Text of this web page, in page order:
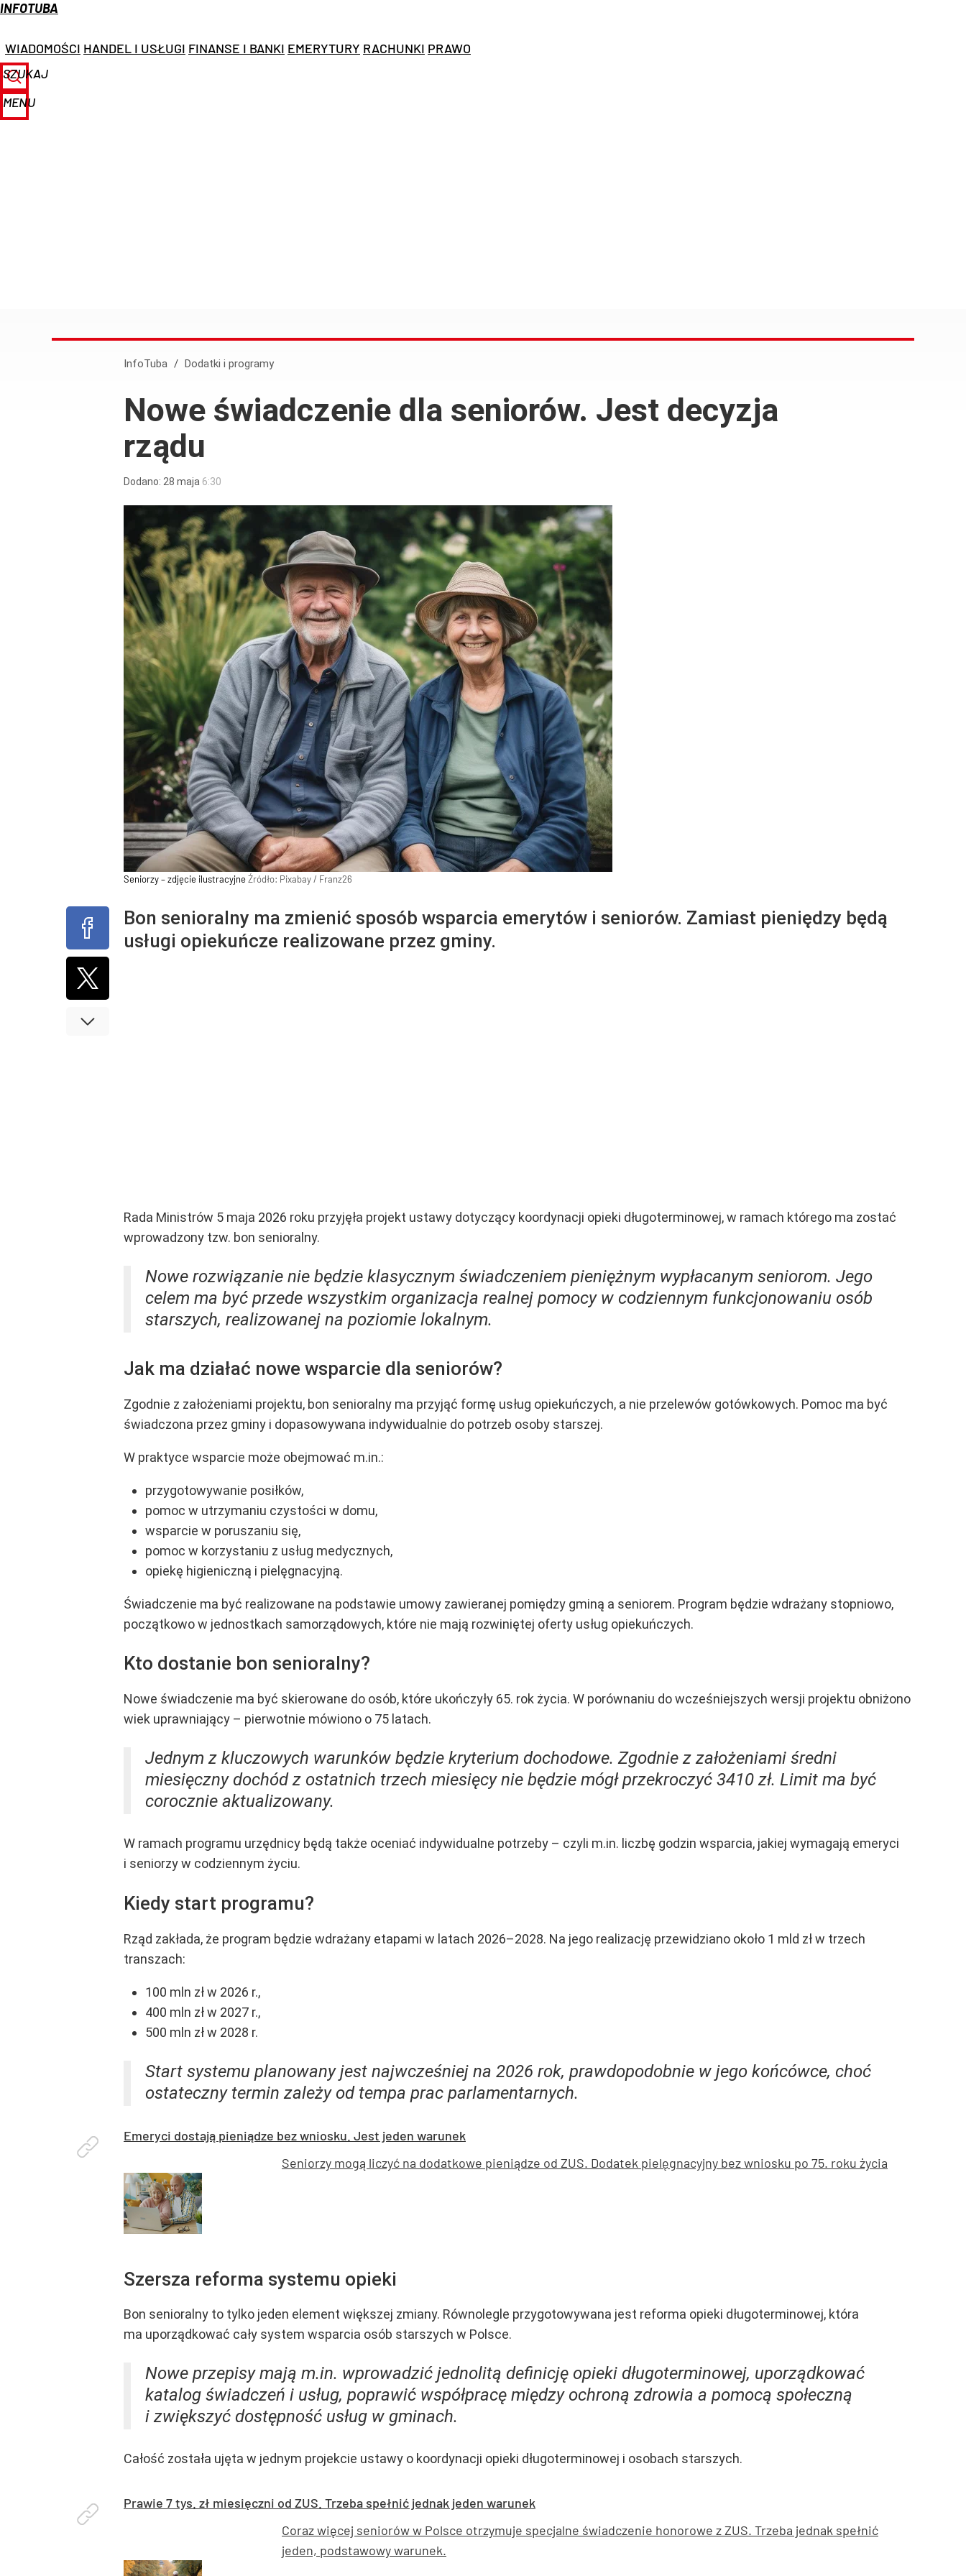
INFOTUBA
WIADOMOŚCI HANDEL I USŁUGI FINANSE I BANKI EMERYTURY RACHUNKI PRAWO
SZUKAJ
MENU
InfoTuba / Dodatki i programy
Nowe świadczenie dla seniorów. Jest decyzja
rządu
Dodano: 28 maja 6:30
Seniorzy – zdjęcie ilustracyjneŹródło: Pixabay/ Franz26
Bon senioralny ma zmienić sposób wsparcia emerytów i seniorów. Zamiast pieniędzy będą
usługi opiekuńcze realizowane przez gminy.
Rada Ministrów 5 maja 2026 roku przyjęła projekt ustawy dotyczący koordynacji opieki długoterminowej, w ramach którego ma zostać
wprowadzony tzw. bon senioralny.
Nowe rozwiązanie nie będzie klasycznym świadczeniem pieniężnym wypłacanym seniorom. Jego
celem ma być przede wszystkim organizacja realnej pomocy w codziennym funkcjonowaniu osób
starszych, realizowanej na poziomie lokalnym.
Jak ma działać nowe wsparcie dla seniorów?
Zgodnie z założeniami projektu, bon senioralny ma przyjąć formę usług opiekuńczych, a nie przelewów gotówkowych. Pomoc ma być
świadczona przez gminy i dopasowywana indywidualnie do potrzeb osoby starszej.
W praktyce wsparcie może obejmować m.in.:
przygotowywanie posiłków,
pomoc w utrzymaniu czystości w domu,
wsparcie w poruszaniu się,
pomoc w korzystaniu z usług medycznych,
opiekę higieniczną i pielęgnacyjną.
Świadczenie ma być realizowane na podstawie umowy zawieranej pomiędzy gminą a seniorem. Program będzie wdrażany stopniowo,
początkowo w jednostkach samorządowych, które nie mają rozwiniętej oferty usług opiekuńczych.
Kto dostanie bon senioralny?
Nowe świadczenie ma być skierowane do osób, które ukończyły 65. rok życia. W porównaniu do wcześniejszych wersji projektu obniżono
wiek uprawniający – pierwotnie mówiono o 75 latach.
Jednym z kluczowych warunków będzie kryterium dochodowe. Zgodnie z założeniami średni
miesięczny dochód z ostatnich trzech miesięcy nie będzie mógł przekroczyć 3410 zł. Limit ma być
corocznie aktualizowany.
W ramach programu urzędnicy będą także oceniać indywidualne potrzeby – czyli m.in. liczbę godzin wsparcia, jakiej wymagają emeryci
i seniorzy w codziennym życiu.
Kiedy start programu?
Rząd zakłada, że program będzie wdrażany etapami w latach 2026–2028. Na jego realizację przewidziano około 1 mld zł w trzech
transzach:
100 mln zł w 2026 r.,
400 mln zł w 2027 r.,
500 mln zł w 2028 r.
Start systemu planowany jest najwcześniej na 2026 rok, prawdopodobnie w jego końcówce, choć
ostateczny termin zależy od tempa prac parlamentarnych.
Emeryci dostają pieniądze bez wniosku. Jest jeden warunek
Seniorzy mogą liczyć na dodatkowe pieniądze od ZUS. Dodatek pielęgnacyjny bez wniosku po 75. roku życia
Szersza reforma systemu opieki
Bon senioralny to tylko jeden element większej zmiany. Równolegle przygotowywana jest reforma opieki długoterminowej, która
ma uporządkować cały system wsparcia osób starszych w Polsce.
Nowe przepisy mają m.in. wprowadzić jednolitą definicję opieki długoterminowej, uporządkować
katalog świadczeń i usług, poprawić współpracę między ochroną zdrowia a pomocą społeczną
i zwiększyć dostępność usług w gminach.
Całość została ujęta w jednym projekcie ustawy o koordynacji opieki długoterminowej i osobach starszych.
Prawie 7 tys. zł miesięczni od ZUS. Trzeba spełnić jednak jeden warunek
Coraz więcej seniorów w Polsce otrzymuje specjalne świadczenie honorowe z ZUS. Trzeba jednak spełnić
jeden, podstawowy warunek.